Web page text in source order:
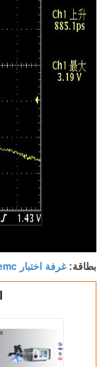
بطاقة:غرفة اختبار emc